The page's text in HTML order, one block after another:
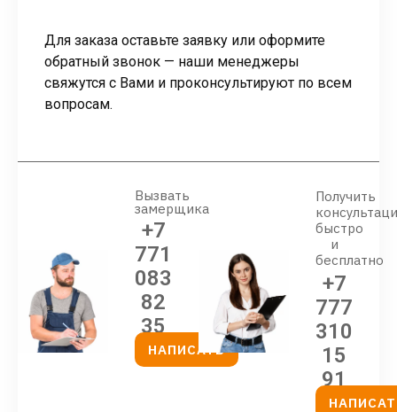
Для заказа оставьте заявку или оформите
обратный звонок — наши менеджеры
свяжутся с Вами и проконсультируют по всем
вопросам.
Вызвать
замерщика
+7
771
083
82
35
НАПИСАТЬ
Получить
быстро
и
бесплатно
+7
777
310
15
91